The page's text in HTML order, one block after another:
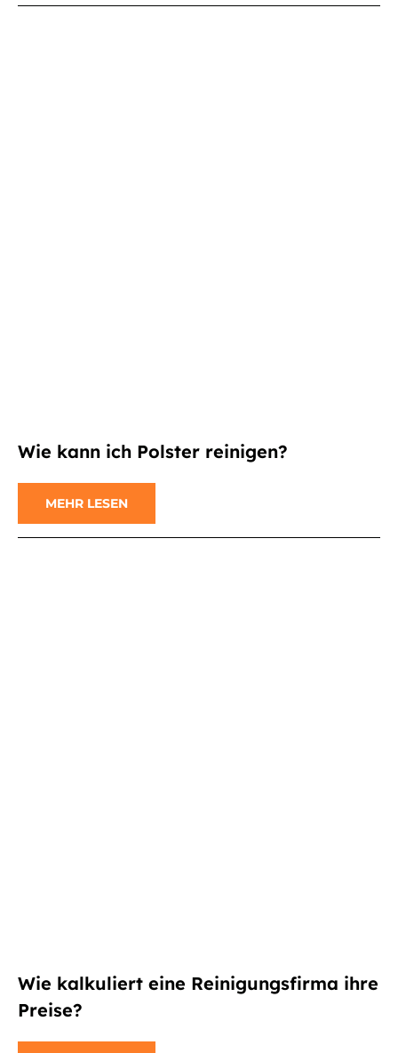
Wie kann ich Polster reinigen?
MEHR LESEN
Wie kalkuliert eine Reinigungsfirma ihre
Preise?